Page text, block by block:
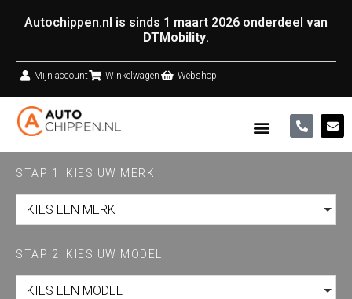
Autochippen.nl is sinds 1 maart 2026 onderdeel van
DTMobility.
Mijn account Winkelwagen Webshop
STAP 1: KIES UW MERK
KIES EEN MERK
STAP 2: KIES UW MODEL
KIES EEN MODEL